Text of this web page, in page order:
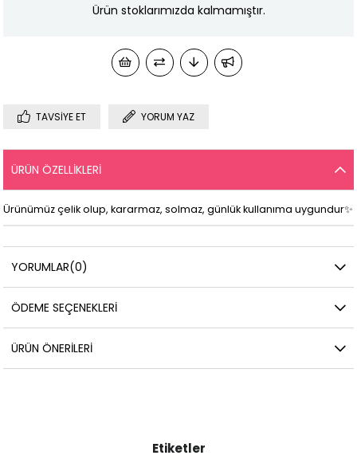
Ürün stoklarımızda kalmamıştır.
TAVSIYE ET YORUM YAZ
ÜRÜN ÖZELLIKLERI
Ürünümüz çelik olup, kararmaz, solmaz, günlük kullanıma uygundur✨
YORUMLAR(0)
ÖDEME SEÇENEKLERI
ÜRÜN ÖNERILERI
Etiketler